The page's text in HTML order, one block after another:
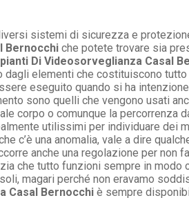
sistemi di sicurezza e
Bernocchi che potete trovare sia
Di Videosorveglianza Casal
elementi che costituiscono
eseguito quando si ha
sono quelli che vengono usati
corpo o comunque la
utilissimi per individuare dei
c’è una anomalia, vale a dire
anche una regolazione per non
che tutto funzioni sempre in modo
magari perché non eravamo
Casal Bernocchi è sempre